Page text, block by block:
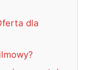
dla